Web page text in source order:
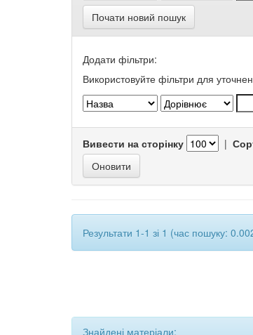
Почати новий пошук
Додати фільтри:
Використовуйте фільтри для
Вивести на сторінку |
Результати 1-1 зі 1 (час пошуку:
Знайдені матеріали: